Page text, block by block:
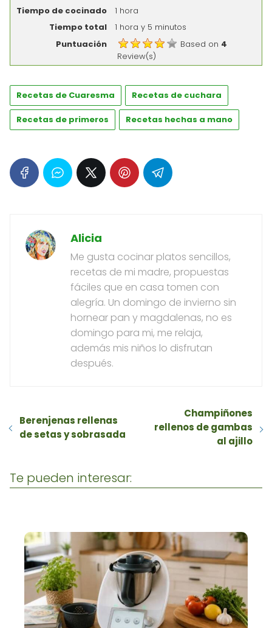
Tiempo de cocinado
1 hora
Tiempo total
1 hora y 5 minutos
Puntuación
Based on 4
Review(s)
Recetas de Cuaresma Recetas de cuchara
Recetas de primeros Recetas hechas a mano
Alicia
Me gusta cocinar platos sencillos,
recetas de mi madre, propuestas
fáciles que en casa tomen con
alegría. Un domingo de invierno sin
hornear pan y magdalenas, no es
domingo para mi, me relaja,
además mis niños lo disfrutan
después.
Berenjenas rellenas
de setas y sobrasada
Champiñones
rellenos de gambas
al ajillo
Te pueden interesar: